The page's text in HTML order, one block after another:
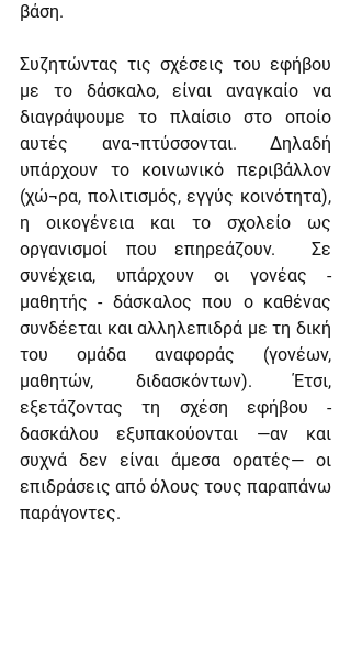
βάση.
Συζητώντας τις σχέσεις του εφήβου
με το δάσκαλο, είναι αναγκαίο να
διαγράψουμε το πλαίσιο στο οποίο
αυτές ανα¬πτύσσονται. Δηλαδή
υπάρχουν το κοινωνικό περιβάλλον
(χώ¬ρα, πολιτισμός, εγγύς κοινότητα),
η οικογένεια και το σχολείο ως
οργανισμοί που επηρεάζουν.  Σε
συνέχεια, υπάρχουν οι γονέας -
μαθητής - δάσκαλος που ο καθένας
συνδέεται και αλληλεπιδρά με τη δική
του ομάδα αναφοράς (γονέων,
μαθητών, διδασκόντων). Έτσι,
εξετάζοντας τη σχέση εφήβου -
δασκάλου εξυπακούονται —αν και
συχνά δεν είναι άμεσα ορατές— οι
επιδράσεις από όλους τους παραπάνω
παράγοντες.